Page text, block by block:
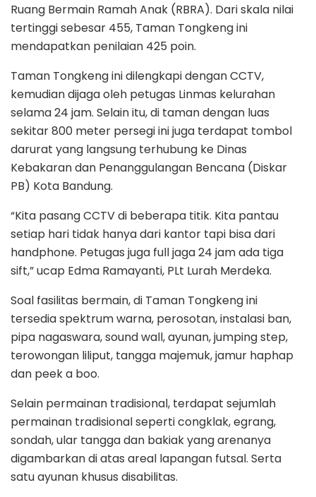
Ruang Bermain Ramah Anak (RBRA). Dari skala nilai
tertinggi sebesar 455, Taman Tongkeng ini
mendapatkan penilaian 425 poin.
Taman Tongkeng ini dilengkapi dengan CCTV,
kemudian dijaga oleh petugas Linmas kelurahan
selama 24 jam. Selain itu, di taman dengan luas
sekitar 800 meter persegi ini juga terdapat tombol
darurat yang langsung terhubung ke Dinas
Kebakaran dan Penanggulangan Bencana (Diskar
PB) Kota Bandung.
“Kita pasang CCTV di beberapa titik. Kita pantau
setiap hari tidak hanya dari kantor tapi bisa dari
handphone. Petugas juga full jaga 24 jam ada tiga
sift,” ucap Edma Ramayanti, PLt Lurah Merdeka.
Soal fasilitas bermain, di Taman Tongkeng ini
tersedia spektrum warna, perosotan, instalasi ban,
pipa nagaswara, sound wall, ayunan, jumping step,
terowongan liliput, tangga majemuk, jamur haphap
dan peek a boo.
Selain permainan tradisional, terdapat sejumlah
permainan tradisional seperti congklak, egrang,
sondah, ular tangga dan bakiak yang arenanya
digambarkan di atas areal lapangan futsal. Serta
satu ayunan khusus disabilitas.